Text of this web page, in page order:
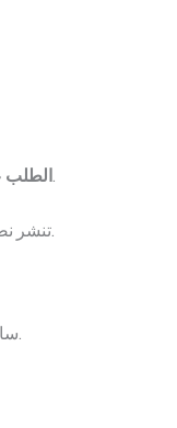
العديد من العائلات في الدمام تفضل المكيفات المستعملة لأنها أقل تكلفة.
تنشر نصائح موسمية لزيادة قيمة إعادة بيع المكيف.
ساحات الخردة هي الخيار الأكثر شيوعًا لبيع المكيفات غير العاملة. يشترون النحاس، الألمنيوم، والكمبروسرات.